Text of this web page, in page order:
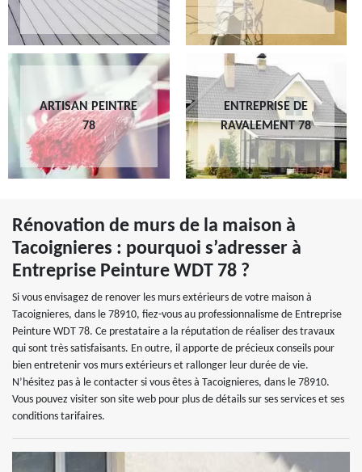
ARTISAN PEINTRE
78
ENTREPRISE DE
RAVALEMENT 78
Rénovation de murs de la maison à
Tacoignieres : pourquoi s’adresser à
Entreprise Peinture WDT 78 ?
Si vous envisagez de renover les murs extérieurs de votre maison à
Tacoignieres, dans le 78910, fiez-vous au professionnalisme de Entreprise
Peinture WDT 78. Ce prestataire a la réputation de réaliser des travaux
qui sont très satisfaisants. En outre, il apporte de précieux conseils pour
bien entretenir vos murs extérieurs et rallonger leur durée de vie.
N’hésitez pas à le contacter si vous êtes à Tacoignieres, dans le 78910.
Vous pouvez visiter son site web pour plus de détails sur ses services et ses
conditions tarifaires.